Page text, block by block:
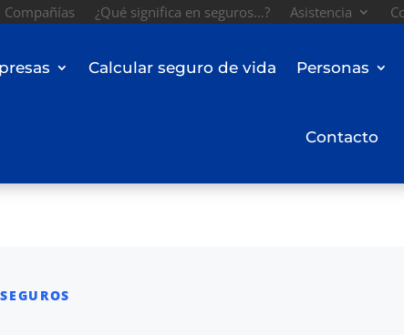
Compañías ¿Qué significa en seguros…? Asistencia
Calcular seguro de vida Personas
Contacto